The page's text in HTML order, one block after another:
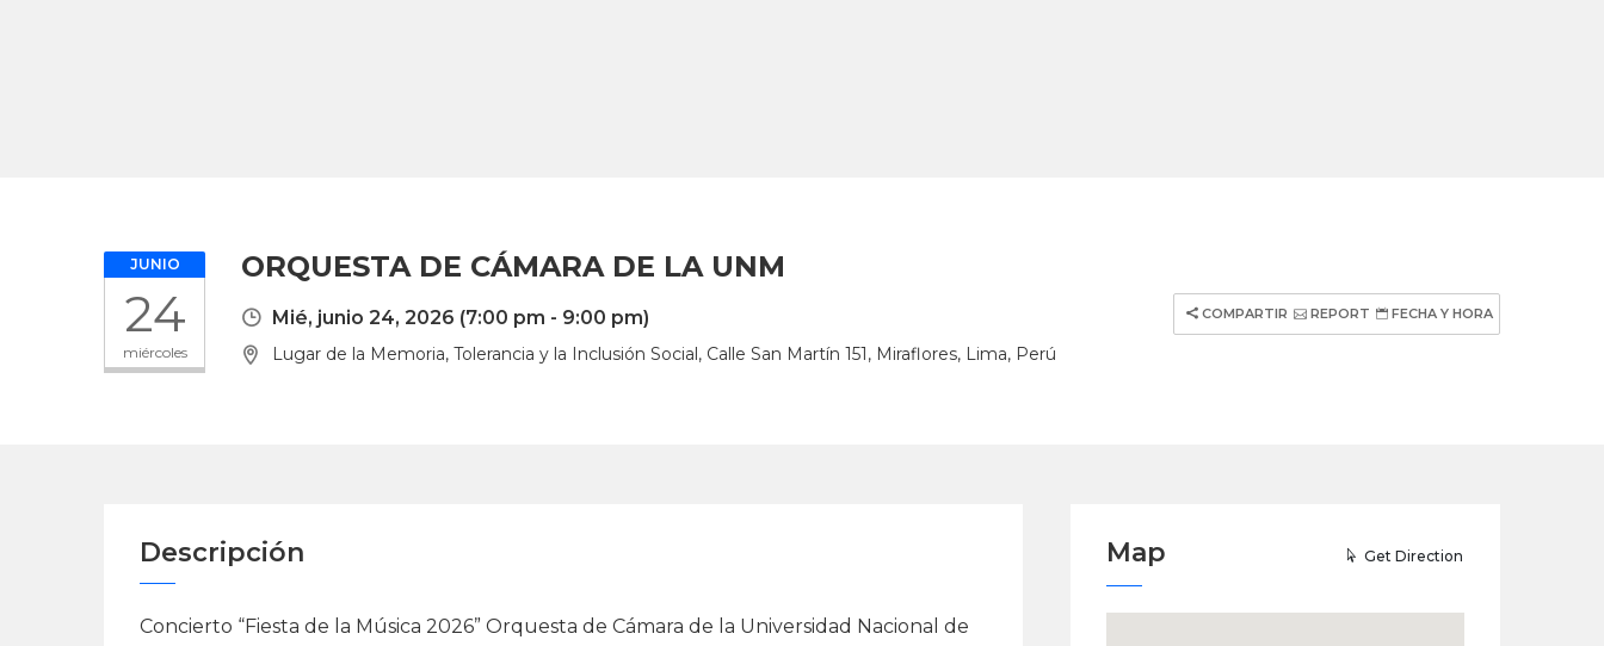
JUNIO
24
miércoles
ORQUESTA DE CÁMARA DE LA UNM
Mié, junio 24, 2026 (7:00 pm - 9:00 pm)
Lugar de la Memoria, Tolerancia y la Inclusión Social, Calle San Martín 151, Miraflores, Lima, Perú
COMPARTIR REPORT FECHA Y HORA
Descripción
Concierto “Fiesta de la Música 2026” Orquesta de Cámara de la Universidad Nacional de
Map Get Direction